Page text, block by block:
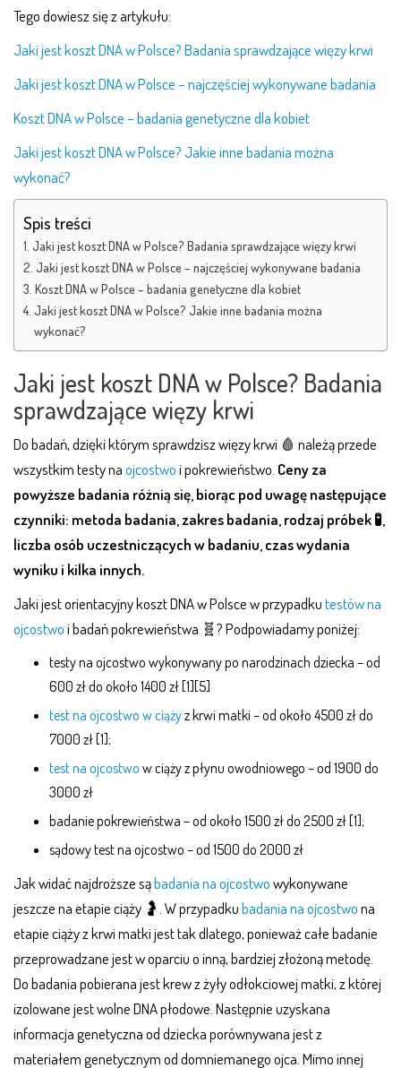
Tego dowiesz się z artykułu:
Jaki jest koszt DNA w Polsce? Badania sprawdzające więzy krwi
Jaki jest koszt DNA w Polsce – najczęściej wykonywane badania
Koszt DNA w Polsce – badania genetyczne dla kobiet
Jaki jest koszt DNA w Polsce? Jakie inne badania można
wykonać?
Spis treści
Jaki jest koszt DNA w Polsce? Badania sprawdzające więzy krwi
Jaki jest koszt DNA w Polsce – najczęściej wykonywane badania
Koszt DNA w Polsce – badania genetyczne dla kobiet
Jaki jest koszt DNA w Polsce? Jakie inne badania można
wykonać?
Jaki jest koszt DNA w Polsce? Badania
sprawdzające więzy krwi
Do badań, dzięki którym sprawdzisz więzy krwi 🩸 należą przede
wszystkim testy naojcostwoi pokrewieństwo. Ceny za
powyższe badania różnią się, biorąc pod uwagę następujące
czynniki: metoda badania, zakres badania, rodzaj próbek 🧪,
liczba osób uczestniczących w badaniu, czas wydania
wyniku i kilka innych.
Jaki jest orientacyjny koszt DNA w Polsce w przypadkutestów na
ojcostwoi badań pokrewieństwa 🧬? Podpowiadamy poniżej:
testy na ojcostwo wykonywany po narodzinach dziecka – od
600 zł do około 1400 zł [1][5]
test na ojcostwo w ciążyz krwi matki – od około 4500 zł do
7000 zł [1];
test na ojcostwo w ciąży z płynu owodniowego – od 1900 do
3000 zł
badanie pokrewieństwa – od około 1500 zł do 2500 zł [1];
sądowy test na ojcostwo – od 1500 do 2000 zł
Jak widać najdroższe sąbadania na ojcostwowykonywane
jeszcze na etapie ciąży 🤰. W przypadkubadania na ojcostwona
etapie ciąży z krwi matki jest tak dlatego, ponieważ całe badanie
przeprowadzane jest w oparciu o inną, bardziej złożoną metodę.
Do badania pobierana jest krew z żyły odłokciowej matki, z której
izolowane jest wolne DNA płodowe. Następnie uzyskana
informacja genetyczna od dziecka porównywana jest z
materiałem genetycznym od domniemanego ojca. Mimo innej